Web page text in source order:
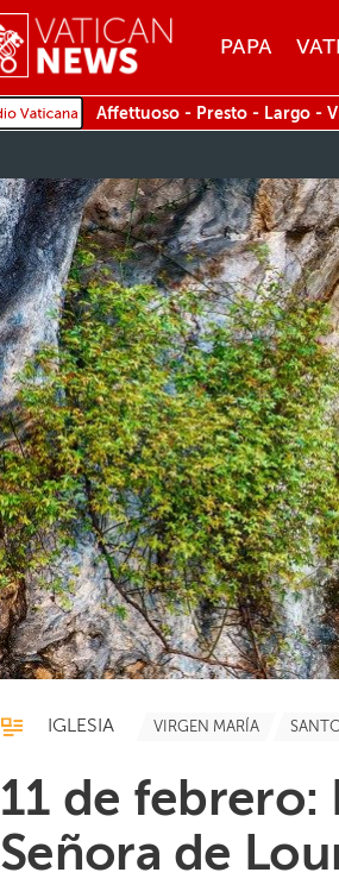
MENU
PAPA
Affettuoso - Presto - Largo -
IGLESIA VIRGEN MARÍA
11 de febrero:
Señora de